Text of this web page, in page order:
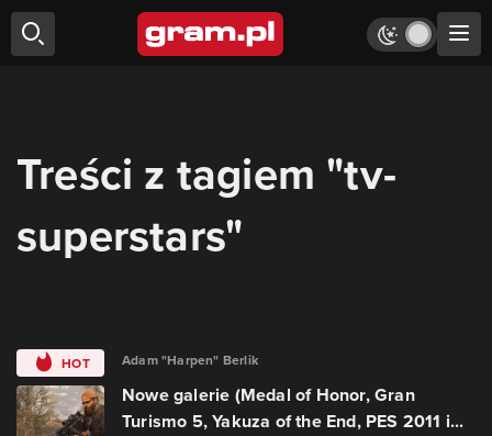
Treści z tagiem "tv-
superstars"
HOT Adam "Harpen" Berlik
Nowe galerie (Medal of Honor, Gran
Turismo 5, Yakuza of the End, PES 2011 i...